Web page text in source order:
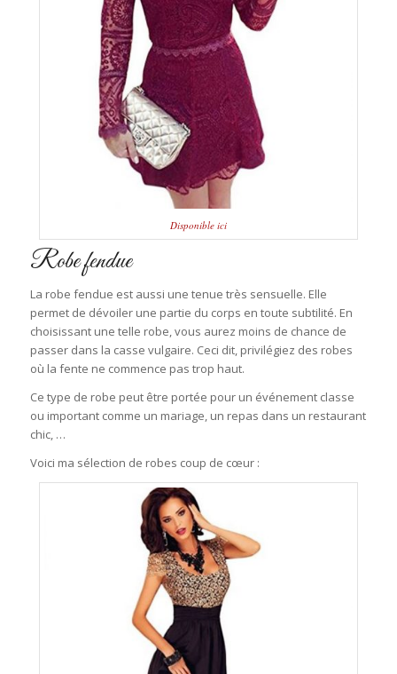
Disponible ici
Robe fendue
La robe fendue est aussi une tenue très sensuelle. Elle
permet de dévoiler une partie du corps en toute subtilité. En
choisissant une telle robe, vous aurez moins de chance de
passer dans la casse vulgaire. Ceci dit, privilégiez des robes
où la fente ne commence pas trop haut.
Ce type de robe peut être portée pour un événement classe
ou important comme un mariage, un repas dans un restaurant
chic, …
Voici ma sélection de robes coup de cœur :